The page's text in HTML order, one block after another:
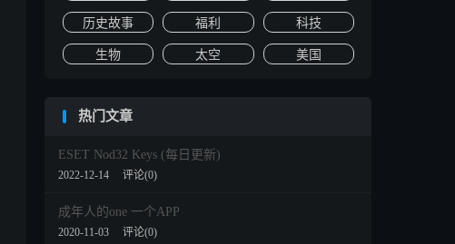
历史故事 福利 科技
生物 太空 美国
热门文章
ESET Nod32 Keys (每日更新)
2022-12-14 评论(0)
成年人的one 一个APP
2020-11-03 评论(0)